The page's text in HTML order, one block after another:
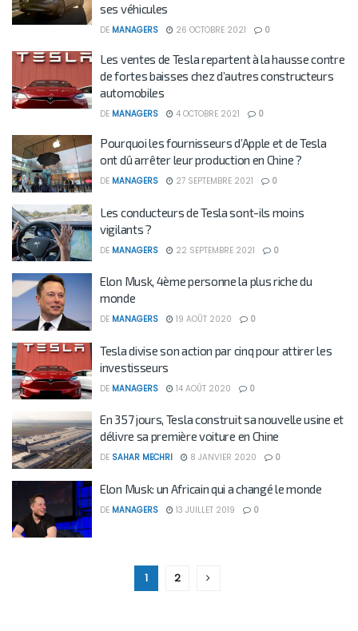
ses véhicules
DE MANAGERS 26 OCTOBRE 2021 0
Les ventes de Tesla repartent à la hausse contre
de fortes baisses chez d’autres constructeurs
automobiles
DE MANAGERS 4 OCTOBRE 2021 0
Pourquoi les fournisseurs d’Apple et de Tesla
ont dû arrêter leur production en Chine ?
DE MANAGERS 27 SEPTEMBRE 2021 0
Les conducteurs de Tesla sont-ils moins
vigilants ?
DE MANAGERS 22 SEPTEMBRE 2021 0
Elon Musk, 4ème personne la plus riche du
monde
DE MANAGERS 19 AOÛT 2020 0
Tesla divise son action par cinq pour attirer les
investisseurs
DE MANAGERS 14 AOÛT 2020 0
En 357 jours, Tesla construit sa nouvelle usine et
délivre sa première voiture en Chine
DE SAHAR MECHRI 8 JANVIER 2020 0
Elon Musk: un Africain qui a changé le monde
DE MANAGERS 13 JUILLET 2019 0
1 2